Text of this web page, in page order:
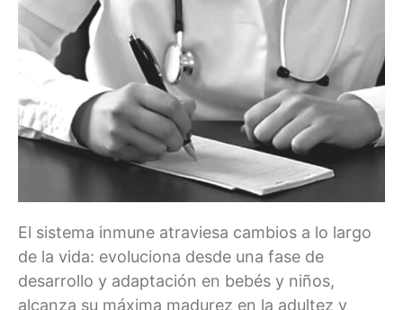
El sistema inmune atraviesa cambios a lo largo
de la vida: evoluciona desde una fase de
desarrollo y adaptación en bebés y niños,
alcanza su máxima madurez en la adultez y